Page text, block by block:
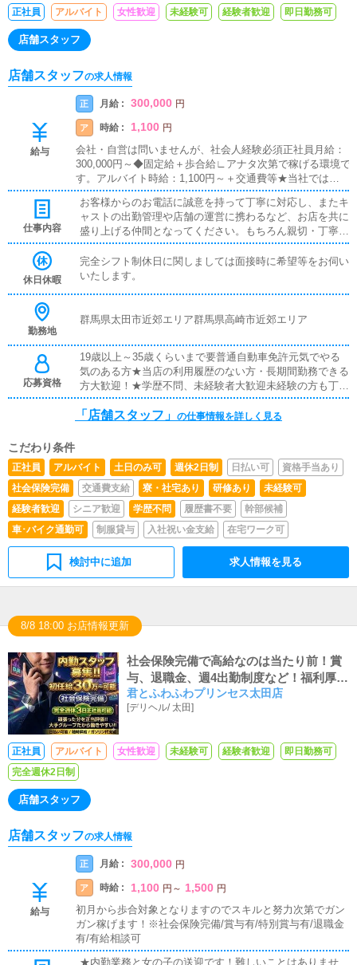
正社員 アルバイト 女性歓迎 未経験可 経験者歓迎 即日勤務可
店舗スタッフ
店舗スタッフの求人情報
給与
正 月給 : 300,000 円
ア 時給 : 1,100 円
会社・自営は問いませんが、社会人経験必須正社員月給：
300,000円～◆固定給＋歩合給∟アナタ次第で稼げる環境で
す。アルバイト時給：1,100円～＋交通費等★当社では多種
多様な給与体形を用意しております！必ず貴方の希望や条
件に合う金額を掲示致しますので、一度お問い合わせくだ
さいませ。
仕事内容
お客様からのお電話に誠意を持って丁寧に対応し、またキ
ャストの出勤管理や店舗の運営に携わるなど、お店を共に
盛り上げる仲間となってください。もちろん親切・丁寧に
指導させて頂きます。ご安心ください！
休日休暇
完全シフト制休日に関しましては面接時に希望等をお伺い
いたします。
勤務地
群馬県太田市近郊エリア群馬県高崎市近郊エリア
応募資格
19歳以上～35歳くらいまで要普通自動車免許元気でやる
気のある方★当店の利用履歴のない方・長期間勤務できる
方大歓迎！★学歴不問、未経験者大歓迎未経験の方も丁寧
に一から指導します。真面目で意欲のある方お待ちしてお
ります。
「店舗スタッフ」 の仕事情報を詳しく見る
こだわり条件
正社員 アルバイト 土日のみ可 週休2日制 日払い可
資格手当あり
社会保険完備
交通費支給 寮・社宅あり 研修あり
未経験可
経験者歓迎
シニア歓迎 学歴不問 履歴書不要
幹部候補
車･バイク通勤可
制服貸与 入社祝い金支給 在宅ワーク可
検討中に追加 求人情報を見る
8/8 18:00 お店情報更新
社会保険完備で高給なのは当たり前！賞
与、退職金、週4出勤制度など！福利厚生
が全国トップクラスの職場です！
君とふわふわプリンセス太田店
[デリヘル/ 太田]
正社員 アルバイト 女性歓迎 未経験可 経験者歓迎
即日勤務可
完全週休2日制
店舗スタッフ
店舗スタッフの求人情報
給与
正 月給 : 300,000 円
ア 時給 : 1,100 円 ～ 1,500 円
初月から歩合対象となりますのでスキルと努力次第でガン
ガン稼げます！※社会保険完備/賞与有/特別賞与有/退職金
有/有給相談可
★内勤業務と女の子の送迎です！難しいことはありませ